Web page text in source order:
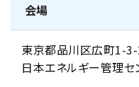
会場
東京都品川区広町1-
日本エネルギー管理セ